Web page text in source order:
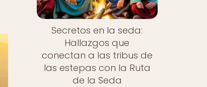
Secretos en la seda:
Hallazgos que
conectan a las tribus de
las estepas con la Ruta
de la Seda